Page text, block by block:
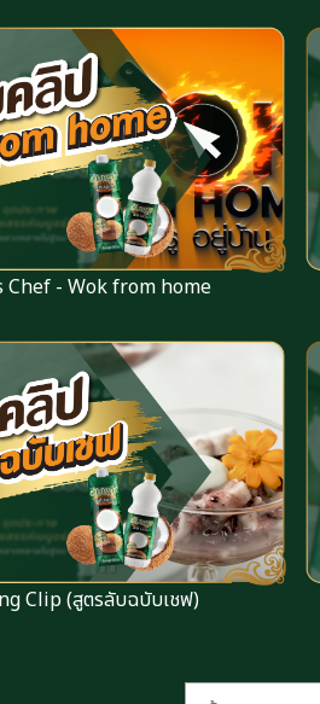
Chef - Wok from home
Clip (สูตรลับฉบับเชฟ)